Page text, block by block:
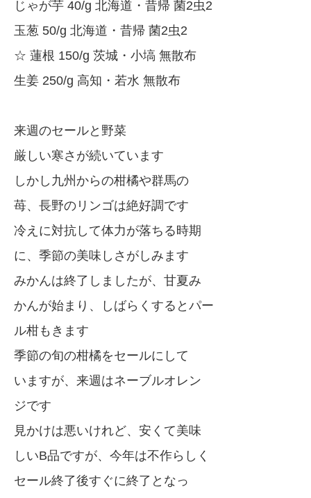
じゃが芋 40/g 北海道・昔帰 菌2虫2
玉葱 50/g 北海道・昔帰 菌2虫2
☆ 蓮根 150/g 茨城・小塙 無散布
生姜 250/g 高知・若水 無散布
来週のセールと野菜
厳しい寒さが続いています
しかし九州からの柑橘や群馬の
苺、長野のリンゴは絶好調です
冷えに対抗して体力が落ちる時期
に、季節の美味しさがしみます
みかんは終了しましたが、甘夏み
かんが始まり、しばらくするとパー
ル柑もきます
季節の旬の柑橘をセールにして
いますが、来週はネーブルオレン
ジです
見かけは悪いけれど、安くて美味
しいB品ですが、今年は不作らしく
セール終了後すぐに終了となっ